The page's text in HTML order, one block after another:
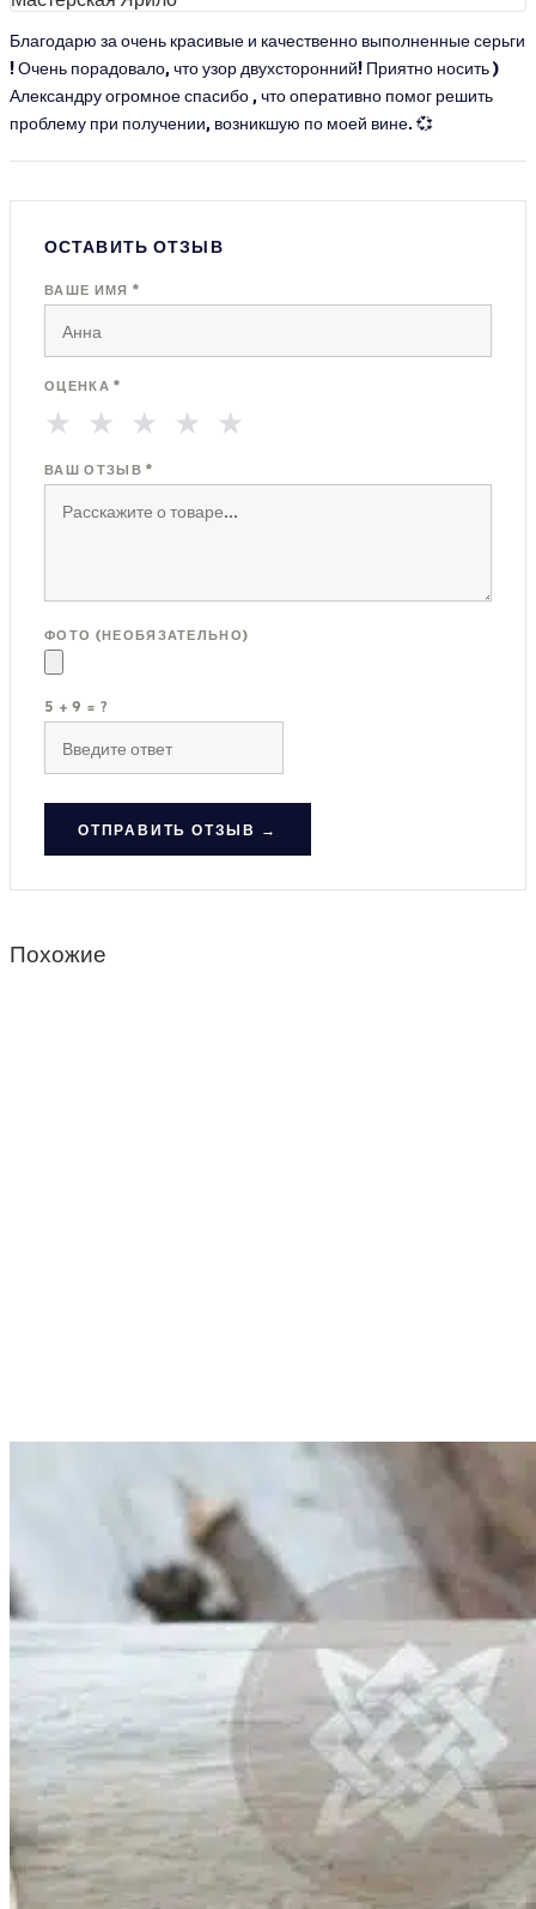
Благодарю за очень красивые и качественно выполненные серьги
! Очень порадовало, что узор двухсторонний! Приятно носить )
Александру огромное спасибо , что оперативно помог решить
проблему при получении, возникшую по моей вине. 💞
ОСТАВИТЬ ОТЗЫВ
ВАШЕ ИМЯ *
ОЦЕНКА *
★ ★ ★ ★ ★
ВАШ ОТЗЫВ *
ФОТО (НЕОБЯЗАТЕЛЬНО)
5 + 9 = ?
ОТПРАВИТЬ ОТЗЫВ →
Похожие